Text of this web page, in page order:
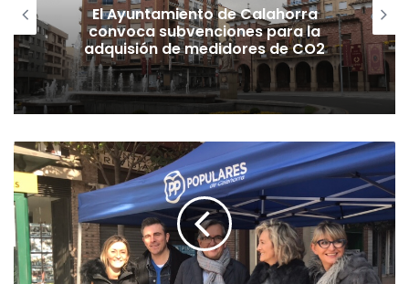
mundiales como ‘Rhythm is a dancer’ ó ‘The power’;
ALEXIA (uh la la la),
El Ayuntamiento de Calahorra
convoca subvenciones para la
adquisión de medidores de CO2